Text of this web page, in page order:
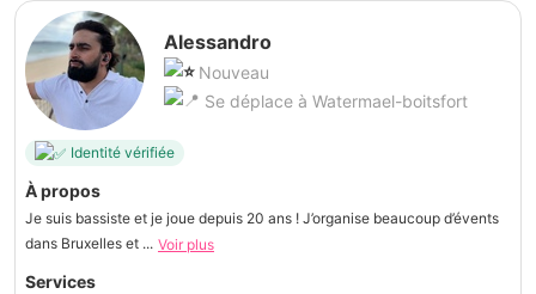
Alessandro
Nouveau
Se déplace à Watermael-boitsfort
Identité vérifiée
À propos
Je suis bassiste et je joue depuis 20 ans ! J’organise beaucoup d’évents
dans Bruxelles et ... Voir plus
Services